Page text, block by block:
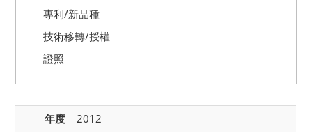
專利/新品種
技術移轉/授權
證照
年度
2012